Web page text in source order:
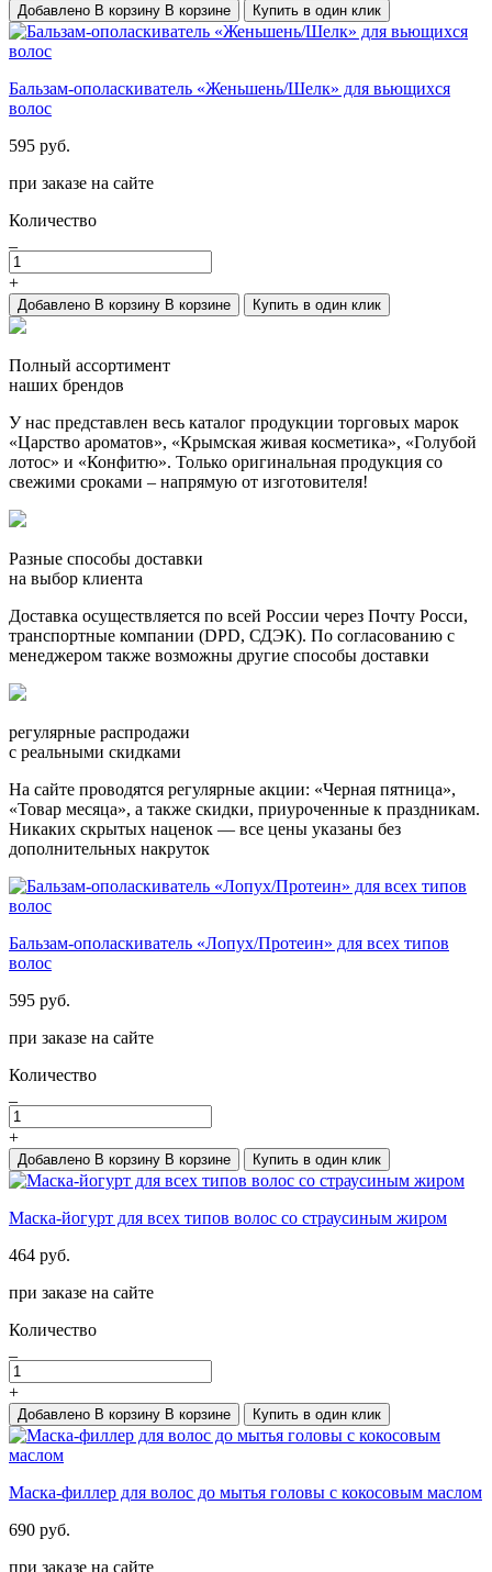
Добавлено В корзину В корзине Купить в один клик
Бальзам-ополаскиватель «Женьшень/Шелк» для вьющихся
волос
595 руб.
при заказе на сайте
Количество
+
Добавлено В корзину В корзине Купить в один клик
Полный ассортимент
наших брендов
У нас представлен весь каталог продукции торговых марок
«Царство ароматов», «Крымская живая косметика», «Голубой
лотос» и «Конфитю». Только оригинальная продукция со
свежими сроками – напрямую от изготовителя!
Разные способы доставки
на выбор клиента
Доставка осуществляется по всей России через Почту Росси,
транспортные компании (DPD, СДЭК). По согласованию с
менеджером также возможны другие способы доставки
регулярные распродажи
с реальными скидками
На сайте проводятся регулярные акции: «Черная пятница»,
«Товар месяца», а также скидки, приуроченные к праздникам.
Никаких скрытых наценок — все цены указаны без
дополнительных накруток
Бальзам-ополаскиватель «Лопух/Протеин» для всех типов
волос
595 руб.
при заказе на сайте
Количество
+
Добавлено В корзину В корзине Купить в один клик
Маска-йогурт для всех типов волос со страусиным жиром
464 руб.
при заказе на сайте
Количество
+
Добавлено В корзину В корзине Купить в один клик
Маска-филлер для волос до мытья головы с кокосовым маслом
690 руб.
при заказе на сайте